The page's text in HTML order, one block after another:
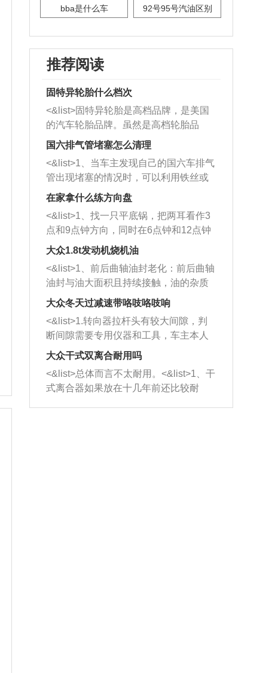
bba是什么车 92号95号汽油区别
推荐阅读
固特异轮胎什么档次
<&list>固特异轮胎是高档品牌，是美国
的汽车轮胎品牌。虽然是高档轮胎品
牌，但是中高低端的轮胎都有生产，这
也是为了更好的开拓市场。
国六排气管堵塞怎么清理
<&list>1、当车主发现自己的国六车排气
管出现堵塞的情况时，可以利用铁丝或
者是细棍，直接将杂物给取出来，如果
堵塞情况比较严重，也可以采取应急措
施。 <&list>2、直接利用木棍将所有的
杂物推到排气管里面的位置处，然后将
三元催化器拆解开，就可以将堵塞的东
西取出来。但如果是因为积碳过多引起
的堵塞，就需要将三元催化器泡在草酸
洗剂对堵塞的情况得到解决，将清洗剂
放在燃油箱中，与燃油混合后，车辆启
动时，就可以和汽油一起进入到燃烧
室，最后形成废气排出，就可以让三元
催化器得到清洗，排气管堵塞的情况就
能够得到解决。
在家拿什么练方向盘
<&list>1、找一只平底锅，把两耳看作3
点和9点钟方向，同时在6点钟和12点钟
方向做一个标记。 <&list>2、双手握住
一圈半的练习，往右同样也要打相同的
圈数。 <&list>3、最后强调要反复练
习，这样就可以形成肌肉记忆，在真实
驾驶车辆时，不需要记忆也能打好方
向。
大众1.8t发动机烧机油
<&list>1、前后曲轴油封老化：前后曲轴
油封与油大面积且持续接触，油的杂质
和发动机内持续温度变化使其密封效果
逐渐减弱，导致渗油或漏油。<&list>2、
活塞间隙过大：积碳会使活塞环与缸体
的间隙扩大，导致机油流入燃烧室中，
造成烧机油。<&list>3、机油粘度。使用
机油粘度过小的话，同样会有烧机油现
象，机油粘度过小具有很好的流动性，
大众冬天过减速带咯吱咯吱响
<&list>1.转向器拉杆头有较大间隙，判
断间隙需要专用仪器和工具，车主本人
无法制作，需要将车辆送到修理厂或4s
店；<&list>2.车辆半轴套管防尘罩破
裂，破裂后会出现漏油现象，使半轴磨
损严重，磨损的半轴容易损坏，产生异
响；<&list>3.稳定器的转向胶套和球头
大众干式双离合耐用吗
<&list>总体而言不太耐用。<&list>1、干
式离合器如果放在十几年前还比较耐